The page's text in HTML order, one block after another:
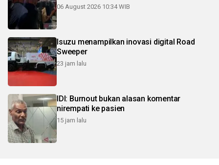
06 August 2026 10:34 WIB
Isuzu menampilkan inovasi digital Road
Sweeper
23 jam lalu
IDI: Burnout bukan alasan komentar
nirempati ke pasien
15 jam lalu